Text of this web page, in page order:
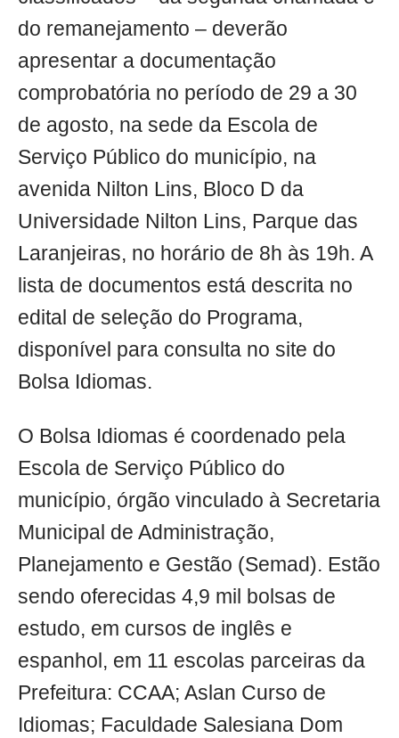
do remanejamento – deverão
apresentar a documentação
comprobatória no período de 29 a 30
de agosto, na sede da Escola de
Serviço Público do município, na
avenida Nilton Lins, Bloco D da
Universidade Nilton Lins, Parque das
Laranjeiras, no horário de 8h às 19h. A
lista de documentos está descrita no
edital de seleção do Programa,
disponível para consulta no site do
Bolsa Idiomas.
O Bolsa Idiomas é coordenado pela
Escola de Serviço Público do
município, órgão vinculado à Secretaria
Municipal de Administração,
Planejamento e Gestão (Semad). Estão
sendo oferecidas 4,9 mil bolsas de
estudo, em cursos de inglês e
espanhol, em 11 escolas parceiras da
Prefeitura: CCAA; Aslan Curso de
Idiomas; Faculdade Salesiana Dom